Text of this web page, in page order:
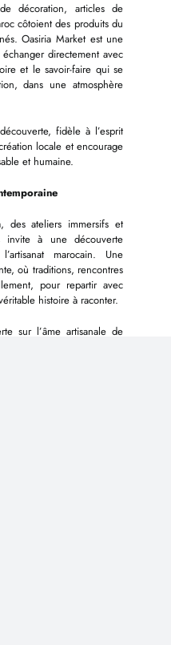
décoration, articles de
côtoient des produits du
Oasiria Market est une
directement avec
et le savoir-faire qui se
dans une atmosphère
fidèle à l’esprit
locale et encourage
et humaine.
des ateliers immersifs et
invite à une découverte
marocain. Une
où traditions, rencontres
pour repartir avec
histoire à raconter.
sur l’âme artisanale de